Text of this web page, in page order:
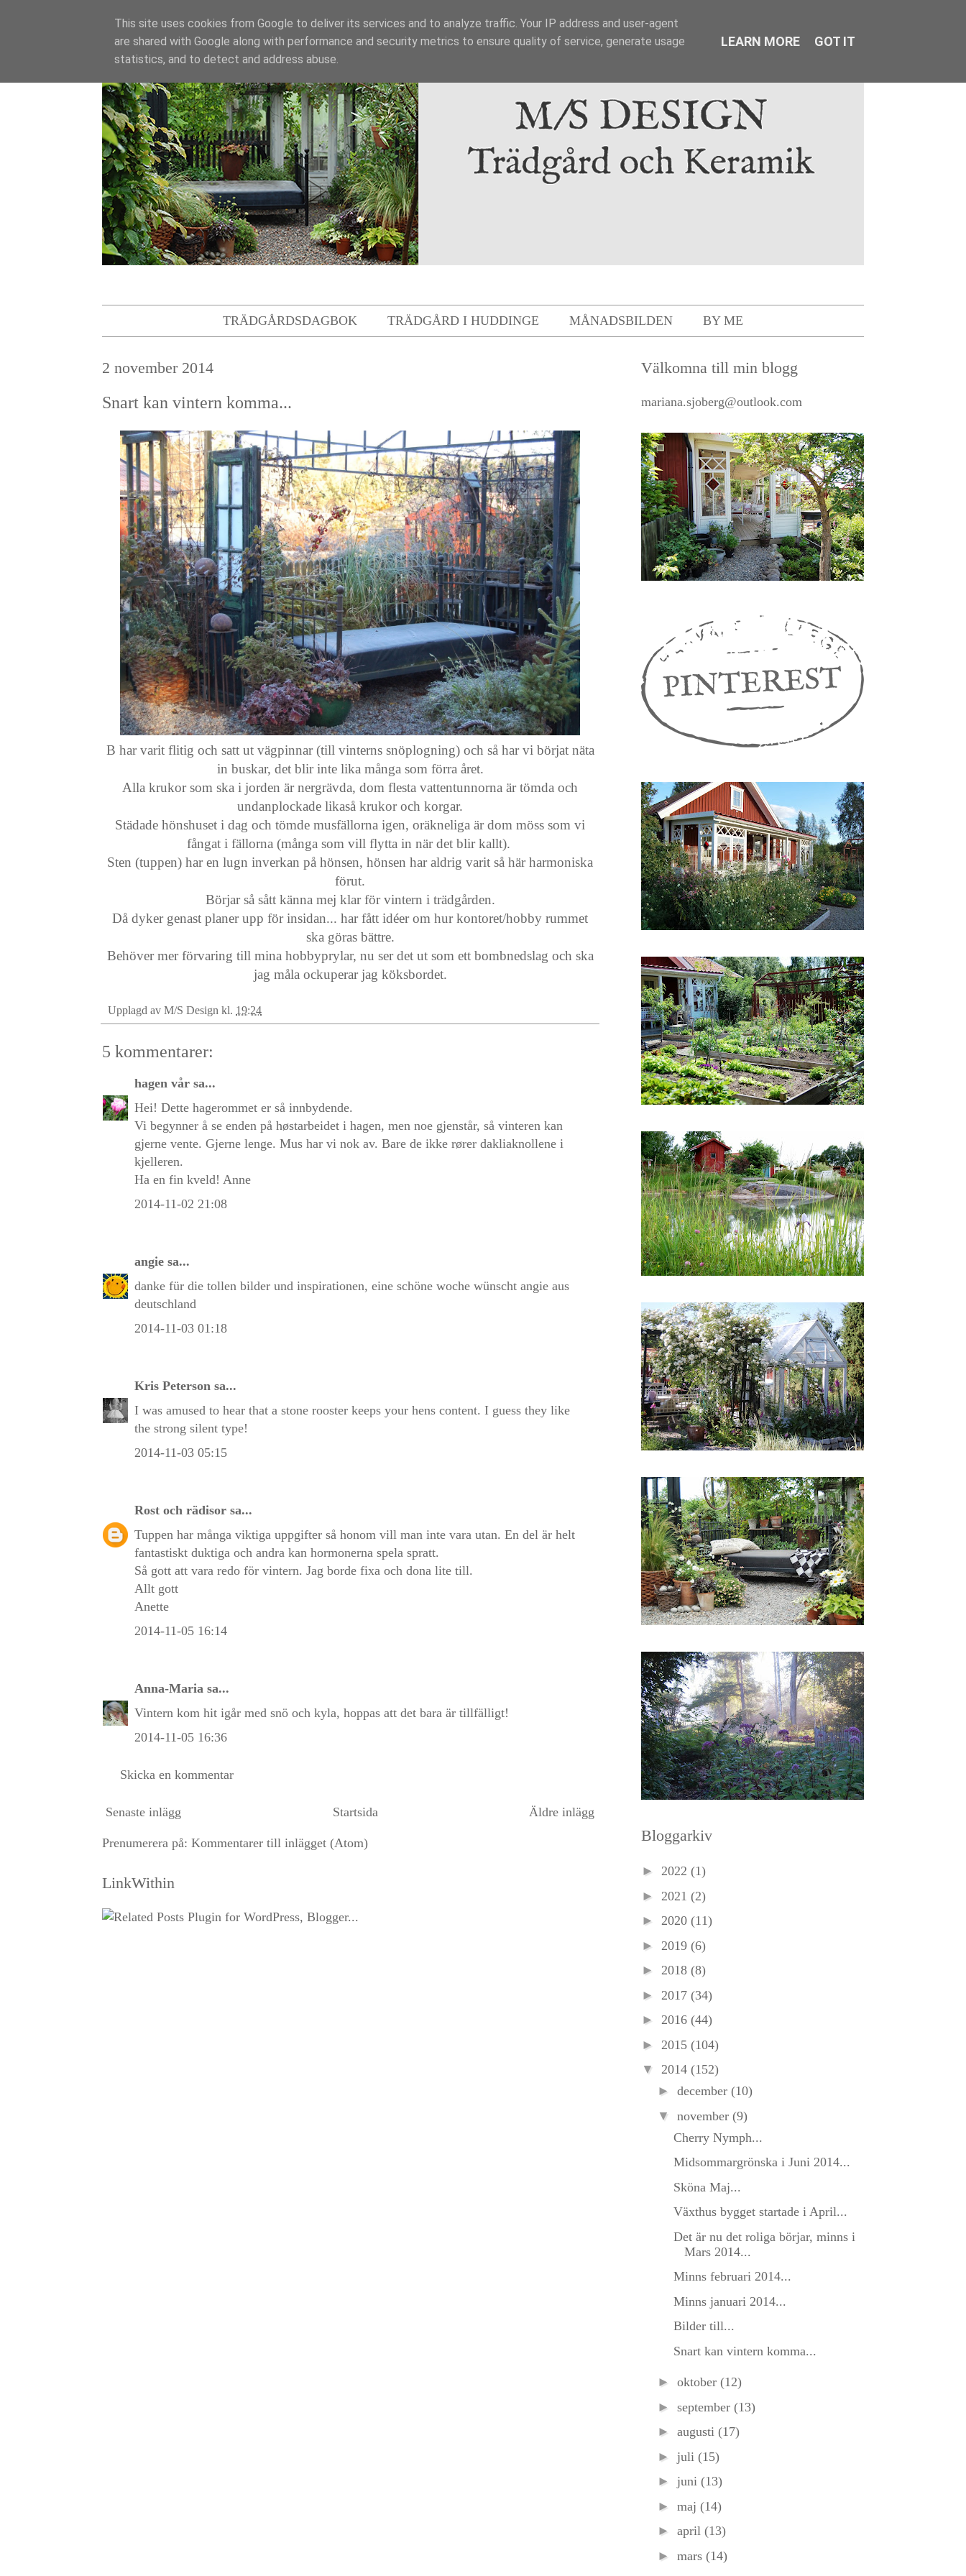
TRÄDGÅRDSDAGBOK TRÄDGÅRD I HUDDINGE MÅNADSBILDEN BY ME
2 november 2014
Snart kan vintern komma...
B har varit flitig och satt ut vägpinnar (till vinterns snöplogning) och så har vi börjat näta
in buskar, det blir inte lika många som förra året.
Alla krukor som ska i jorden är nergrävda, dom flesta vattentunnorna är tömda och
undanplockade likaså krukor och korgar.
Städade hönshuset i dag och tömde musfällorna igen, oräkneliga är dom möss som vi
fångat i fällorna (många som vill flytta in när det blir kallt).
Sten (tuppen) har en lugn inverkan på hönsen, hönsen har aldrig varit så här harmoniska
förut.
Börjar så sått känna mej klar för vintern i trädgården.
Då dyker genast planer upp för insidan... har fått idéer om hur kontoret/hobby rummet
ska göras bättre.
Behöver mer förvaring till mina hobbyprylar, nu ser det ut som ett bombnedslag och ska
jag måla ockuperar jag köksbordet.
Upplagd av M/S Design kl. 19:24
5 kommentarer:
hagen vår sa...
Hei! Dette hagerommet er så innbydende.
Vi begynner å se enden på høstarbeidet i hagen, men noe gjenstår, så vinteren kan
gjerne vente. Gjerne lenge. Mus har vi nok av. Bare de ikke rører dakliaknollene i
kjelleren.
Ha en fin kveld! Anne
2014-11-02 21:08
angie sa...
danke für die tollen bilder und inspirationen, eine schöne woche wünscht angie aus
deutschland
2014-11-03 01:18
Kris Peterson sa...
I was amused to hear that a stone rooster keeps your hens content. I guess they like
the strong silent type!
2014-11-03 05:15
Rost och rädisor sa...
Tuppen har många viktiga uppgifter så honom vill man inte vara utan. En del är helt
fantastiskt duktiga och andra kan hormonerna spela spratt.
Så gott att vara redo för vintern. Jag borde fixa och dona lite till.
Allt gott
Anette
2014-11-05 16:14
Anna-Maria sa...
Vintern kom hit igår med snö och kyla, hoppas att det bara är tillfälligt!
2014-11-05 16:36
Skicka en kommentar
Senaste inlägg Äldre inlägg
Startsida
Prenumerera på: Kommentarer till inlägget (Atom)
LinkWithin
Välkomna till min blogg
mariana.sjoberg@outlook.com
Bloggarkiv
► 2022 (1)
► 2021 (2)
► 2020 (11)
► 2019 (6)
► 2018 (8)
► 2017 (34)
► 2016 (44)
► 2015 (104)
▼ 2014 (152)
► december (10)
▼ november (9)
Cherry Nymph...
Midsommargrönska i Juni 2014...
Sköna Maj...
Växthus bygget startade i April...
Det är nu det roliga börjar, minns i
Mars 2014...
Minns februari 2014...
Minns januari 2014...
Bilder till...
Snart kan vintern komma...
► oktober (12)
► september (13)
► augusti (17)
► juli (15)
► juni (13)
► maj (14)
► april (13)
► mars (14)
This site uses cookies from Google to deliver its services and to analyze traffic. Your IP address and user-agent
are shared with Google along with performance and security metrics to ensure quality of service, generate usage
statistics, and to detect and address abuse.
LEARN MORE GOT IT